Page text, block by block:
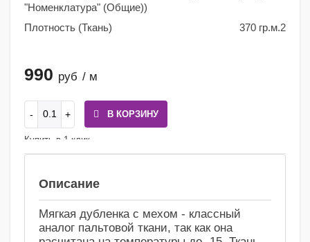
"Номенклатура" (Общие))
Плотность (Ткань) 370 гр.м.2
990 руб / м
В КОРЗИНУ
Купить в 1 клик
Описание
Мягкая дубленка с мехом - классный
аналог пальтовой ткани, так как она